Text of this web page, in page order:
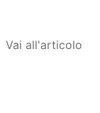
Vai all'articolo